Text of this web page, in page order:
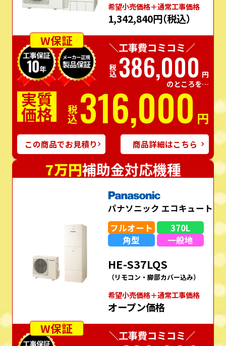
希望⼩売価格＋通常⼯事価格
1,342,840円（税込）
W保証
＼工事費コミコミ／
税込 386,000 円
のところを…
実質
価格 税込316,000 円
この商品でお見積り 商品詳細はこちら
7万円補助金対応機種
パナソニック エコキュート
フルオート
370L
角型
一般地
HE-S37LQS
（リモコン・脚部カバー込み）
希望⼩売価格＋通常⼯事価格
オープン価格
W保証 ＼工事費コミコミ／